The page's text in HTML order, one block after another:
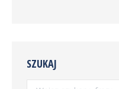
SZUKAJ